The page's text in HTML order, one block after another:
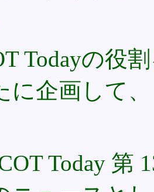
Todayの役
に企画して
Today 第